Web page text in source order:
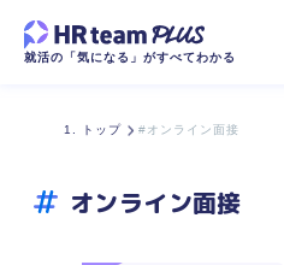
就活の「気になる」がすべてわかる
トップ #オンライン面接
オンライン面接